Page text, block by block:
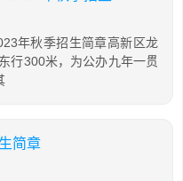
年秋季招生简章高新区龙
行300米，为公办九年一贯
简章